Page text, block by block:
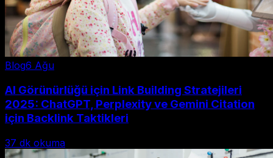
Blog6 Ağu
AI Görünürlüğü için Link Building Stratejileri
2025: ChatGPT, Perplexity ve Gemini Citation
için Backlink Taktikleri
37 dk okuma